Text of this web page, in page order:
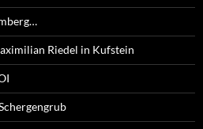
Riedel in Kufstein